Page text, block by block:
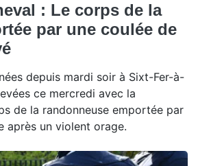
: Le corps de la
par une coulée de
depuis mardi soir à Sixt-Fer-à-
ce mercredi avec la
de la randonneuse emportée par
après un violent orage.